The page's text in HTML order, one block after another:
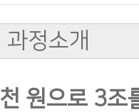
과정소개
천 원으로 3조